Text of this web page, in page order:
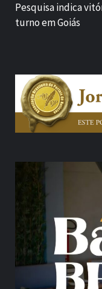
Pesquisa indica
turno em Goiás